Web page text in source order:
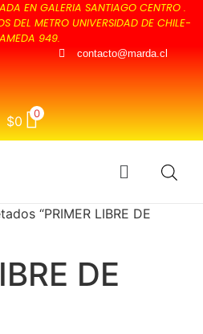
EN GALERIA SANTIAGO CENTRO .
DEL METRO UNIVERSIDAD DE CHILE-
949.
contacto@marda.cl
$0 0
“PRIMER LIBRE DE
DE